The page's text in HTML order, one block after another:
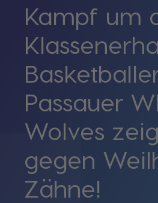
Kampf um
Passauer
Wolves
gegen
Zähne!